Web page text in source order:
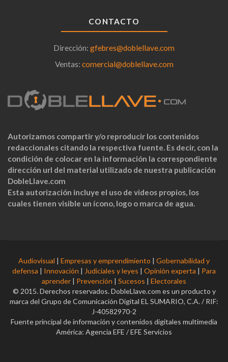
CONTACTO
Dirección: gfebres@doblellave.com
Ventas: comercial@doblellave.com
Autorizamos compartir y/o reproducir los contenidos
redaccionales citando la respectiva fuente. Es decir, con la
condición de colocar en la información la correspondiente
dirección url del material utilizado de nuestra publicación
DobleLlave.com
Esta autorización incluye el uso de videos propios, los
cuales tienen visible un ícono, logo o marca de agua.
Audiovisual | Empresas y emprendimiento | Gobernabilidad y
defensa | Innovación | Judiciales y leyes | Opinión experta | Para
aprender | Prevención | Sucesos | Electorales
© 2015. Derechos reservados. DobleLlave.com es un producto y
marca del Grupo de Comunicación Digital EL SUMARIO, C.A. / RIF:
J-40582970-2
Fuente principal de información y contenidos digitales multimedia
América: Agencia EFE / EFE Servicios